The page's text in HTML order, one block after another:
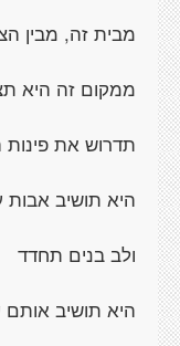
מבית זה, מבין
ממקום זה היא
תדרוש את
היא תושיב אבות
ולב בנים תחדד
היא תושיב